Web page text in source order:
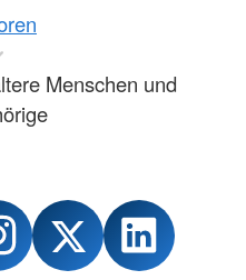
Menschen und